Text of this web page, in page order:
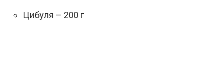
Цибуля – 200 г